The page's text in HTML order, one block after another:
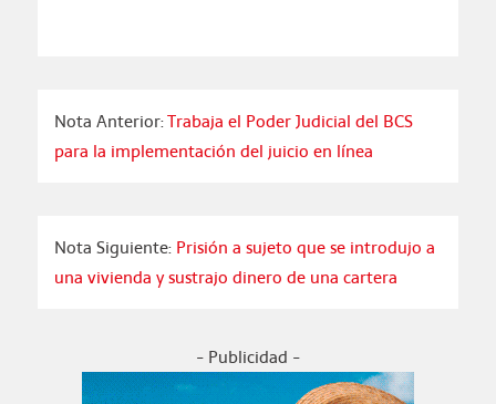
Nota Anterior:Trabaja el Poder Judicial del BCS
para la implementación del juicio en línea
Nota Siguiente: Prisión a sujeto que se introdujo a
una vivienda y sustrajo dinero de una cartera
- Publicidad -